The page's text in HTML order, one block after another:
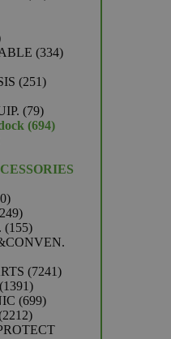
334334
251251
7979
producten
694694
22040
producten
1249
producten
155155
producten
72417241
13911391
producten
699699
22122212
producten